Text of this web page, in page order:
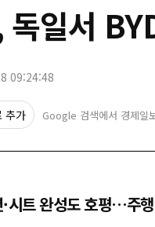
일서
09:24:48
추가 Google 검색에서 경제일
·시트 완성도 호평…주